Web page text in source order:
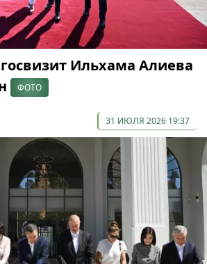
Ильхама Алиева
ФОТО
31 ИЮЛЯ 2026 19:37